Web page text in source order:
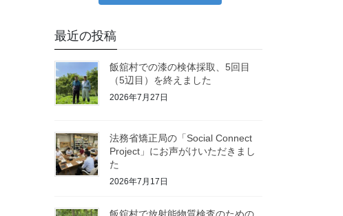
最近の投稿
飯舘村での漆の検体採取、5回目
（5辺目）を終えました
2026年7月27日
法務省矯正局の「Social Connect
Project」にお声がけいただきまし
た
2026年7月17日